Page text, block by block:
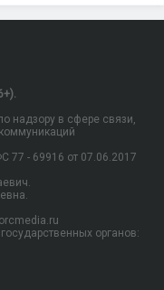
надзору в сфере связи,
77 - 69916 от 07.06.2017
органов: